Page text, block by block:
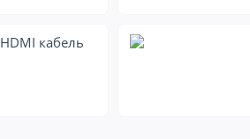
HDMI кабель